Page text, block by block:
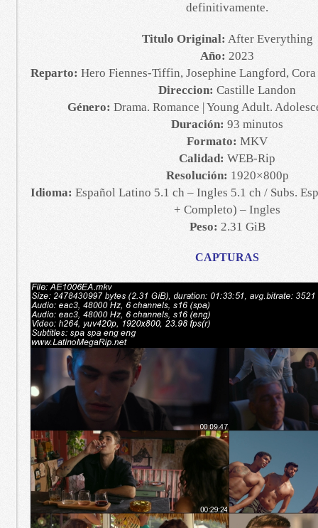
definitivamente.
Titulo Original: After Everything
Año: 2023
Reparto: Hero Fiennes-Tiffin, Josephine Langford,
Direccion: Castille Landon
Género: Drama. Romance | Young Adult.
Duración: 93 minutos
Formato: MKV
Calidad: WEB-Rip
Resolución: 1920×800p
Idioma: Español Latino 5.1 ch – Ingles 5.1 ch / Subs.
+ Completo) – Ingles
Peso: 2.31 GiB
CAPTURAS